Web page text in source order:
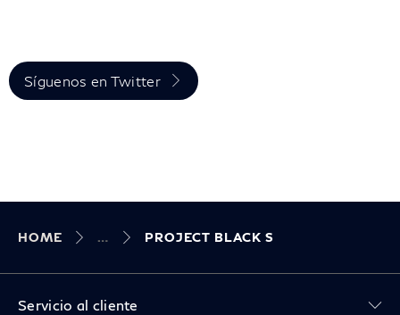
Síguenos en Twitter
HOME PROJECT BLACK S
Servicio al cliente